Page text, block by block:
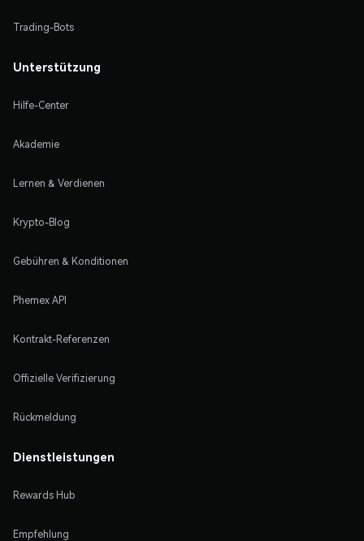
Trading-Bots
Unterstützung
Hilfe-Center
Akademie
Lernen & Verdienen
Krypto-Blog
Gebühren & Konditionen
Phemex API
Kontrakt-Referenzen
Offizielle Verifizierung
Rückmeldung
Dienstleistungen
Rewards Hub
Empfehlung